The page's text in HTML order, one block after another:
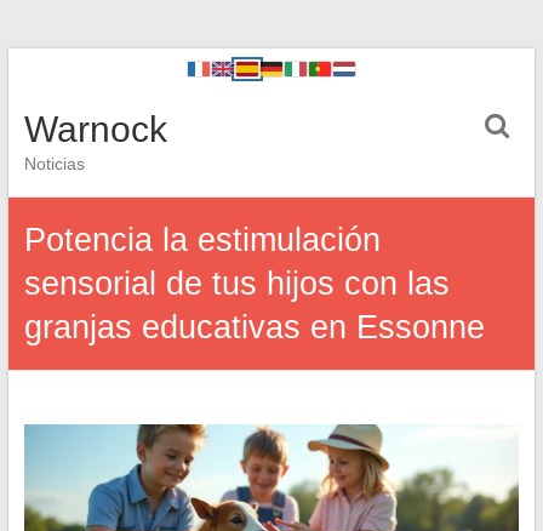
Warnock
Noticias
Potencia la estimulación
sensorial de tus hijos con las
granjas educativas en Essonne